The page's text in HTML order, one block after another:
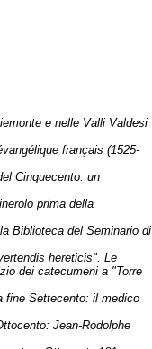
e nelle Valli Valdesi
français (1525-
Cinquecento: un
prima della
Biblioteca del Seminario di
hereticis". Le
dei catecumeni a "Torre
fine Settecento: il medico
Jean-Rodolphe